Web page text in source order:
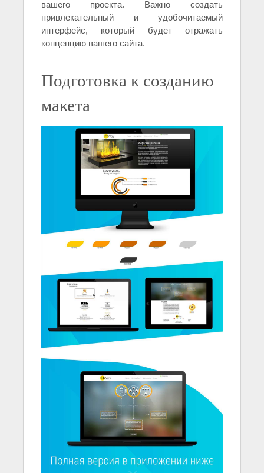
вашего проекта. Важно создать
привлекательный и удобочитаемый
интерфейс, который будет отражать
концепцию вашего сайта.
Подготовка к созданию
макета